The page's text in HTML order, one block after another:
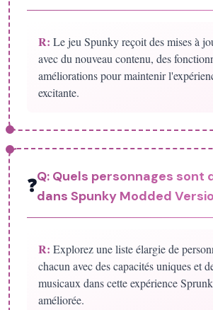
R: Le jeu Spunky reçoit des mises à
avec du nouveau contenu, des
améliorations pour maintenir
excitante.
❓Q: Quels personnages sont
dans Spunky Modded
R: Explorez une liste élargie de
chacun avec des capacités uniques et
musicaux dans cette expérience
améliorée.